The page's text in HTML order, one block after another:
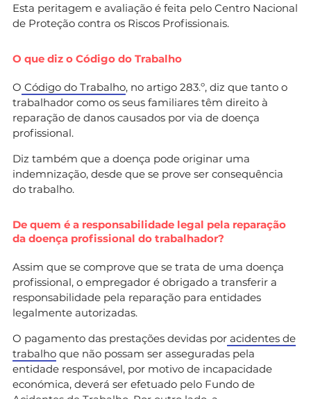
Esta peritagem e avaliação é feita pelo Centro Nacional
de Proteção contra os Riscos Profissionais.
O que diz o Código do Trabalho
O Código do Trabalho, no artigo 283.º, diz que tanto o
trabalhador como os seus familiares têm direito à
reparação de danos causados por via de doença
profissional.
Diz também que a doença pode originar uma
indemnização, desde que se prove ser consequência
do trabalho.
De quem é a responsabilidade legal pela reparação
da doença profissional do trabalhador?
Assim que se comprove que se trata de uma doença
profissional, o empregador é obrigado a transferir a
responsabilidade pela reparação para entidades
legalmente autorizadas.
O pagamento das prestações devidas por acidentes de
trabalho que não possam ser asseguradas pela
entidade responsável, por motivo de incapacidade
económica, deverá ser efetuado pelo Fundo de